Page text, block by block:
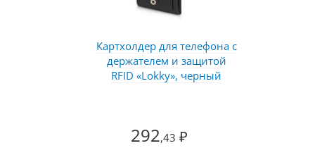
Картхолдер для телефона с
держателем и защитой
RFID «Lokky», черный
292,43 ₽